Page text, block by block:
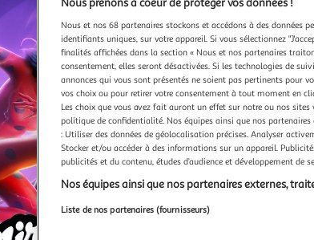
Nous prenons à coeur de protéger vos données !
Nous et nos 68 partenaires stockons et accédons à des données
identifiants uniques, sur votre appareil. Si vous sélectionnez
finalités affichées dans la section « Nous et nos partenaires
consentement, elles seront désactivées. Si les technologies de
annonces qui vous sont présentés ne soient pas pertinents pour
vos choix ou pour retirer votre consentement à tout moment en
Les choix que vous avez fait auront un effet sur notre ou nos
politique de confidentialité. Nos équipes ainsi que nos
: Utiliser des données de géolocalisation précises. Analyser
Stocker et/ou accéder à des informations sur un appareil.
publicités et du contenu, études d’audience et développement de
Nos équipes ainsi que nos partenaires externes,
Liste de nos partenaires (fournisseurs)